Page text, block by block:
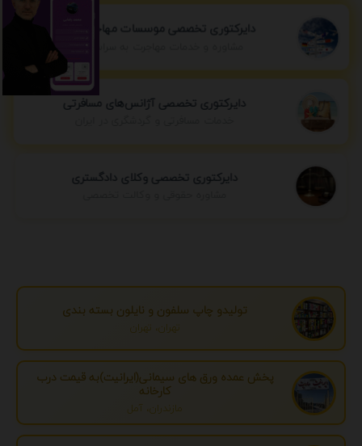
دایرکتوری تخصصی موسسات مهاجرتی ایران
مشاوره و خدمات مهاجرت به سراسر جهان
دایرکتوری تخصصی آژانس‌های مسافرتی
دایرکتوری تخصصی وکلای دادگستری
تولیدو چاپ سلفون و نایلون بسته بندی
تهران، تهران
پخش عمده ورق های سیمانی(ایرانیت)به قیمت درب
کارخانه
مازندران، آمل